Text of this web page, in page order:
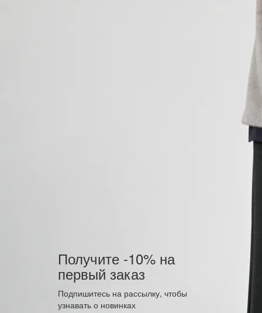
Получите -10% на
первый заказ
Подпишитесь на рассылку, чтобы
узнавать о новинках